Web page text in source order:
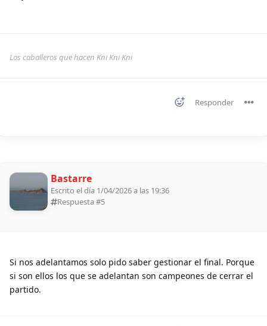
Los caballeros que hacen Kni Kni Kni
Responder
Bastarre
Escrito el día 1/04/2026 a las 19:36
Respuesta #5
Si nos adelantamos solo pido saber gestionar el final. Porque
si son ellos los que se adelantan son campeones de cerrar el
partido.